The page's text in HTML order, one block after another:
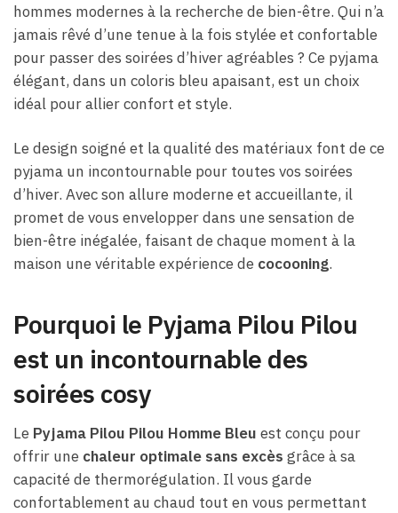
hommes modernes à la recherche de bien-être. Qui n’a
jamais rêvé d’une tenue à la fois stylée et confortable
pour passer des soirées d’hiver agréables ? Ce pyjama
élégant, dans un coloris bleu apaisant, est un choix
idéal pour allier confort et style.
Le design soigné et la qualité des matériaux font de ce
pyjama un incontournable pour toutes vos soirées
d’hiver. Avec son allure moderne et accueillante, il
promet de vous envelopper dans une sensation de
bien-être inégalée, faisant de chaque moment à la
maison une véritable expérience de cocooning.
Pourquoi le Pyjama Pilou Pilou
est un incontournable des
soirées cosy
Le Pyjama Pilou Pilou Homme Bleu est conçu pour
offrir une chaleur optimale sans excès grâce à sa
capacité de thermorégulation. Il vous garde
confortablement au chaud tout en vous permettant